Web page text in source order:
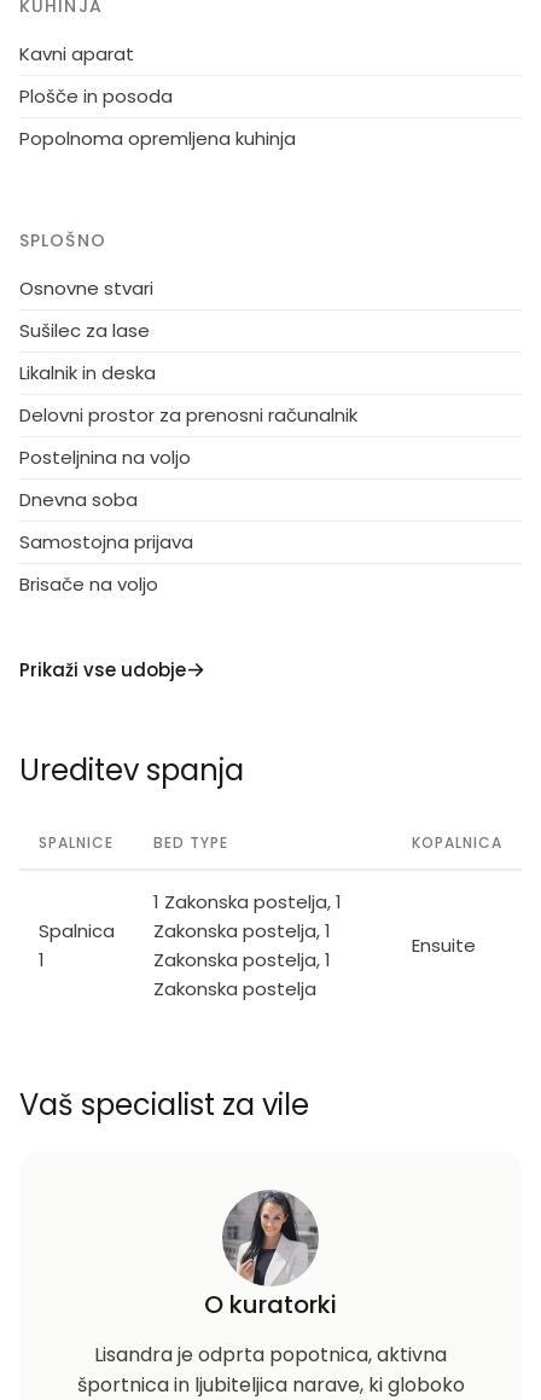
KUHINJA
Kavni aparat
Plošče in posoda
Popolnoma opremljena kuhinja
SPLOŠNO
Osnovne stvari
Sušilec za lase
Likalnik in deska
Delovni prostor za prenosni računalnik
Posteljnina na voljo
Dnevna soba
Samostojna prijava
Brisače na voljo
Prikaži vse udobje
Ureditev spanja
SPALNICE BED TYPE KOPALNICA
Spalnica
1
1 Zakonska postelja, 1
Zakonska postelja, 1
Zakonska postelja, 1
Zakonska postelja
Ensuite
Vaš specialist za vile
O kuratorki
Lisandra je odprta popotnica, aktivna
športnica in ljubiteljica narave, ki globoko